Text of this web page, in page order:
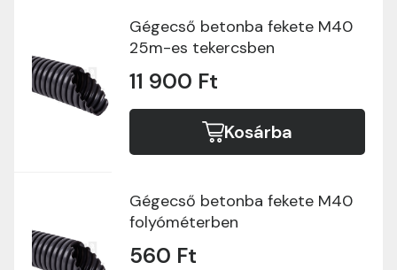
Gégecső betonba fekete M40
25m-es tekercsben
11 900 Ft
Kosárba
Gégecső betonba fekete M40
folyóméterben
560 Ft